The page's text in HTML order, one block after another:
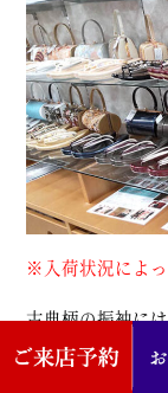
※入荷状況によっ
古典柄の振袖に
くすみカラーや
が人気になってま